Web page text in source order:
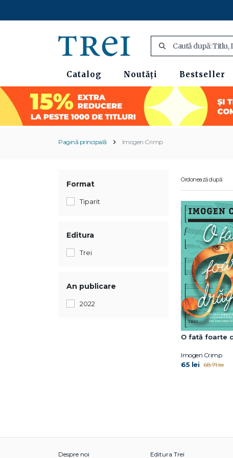
Catalog Noutăți Bestseller
Pagină principală Imogen Crimp
Format
Tiparit
Editura
Trei
An publicare
2022
Ordonează după:
O fată foarte
Imogen Crimp
65 lei 68.71 lei
Despre noi Editura Trei